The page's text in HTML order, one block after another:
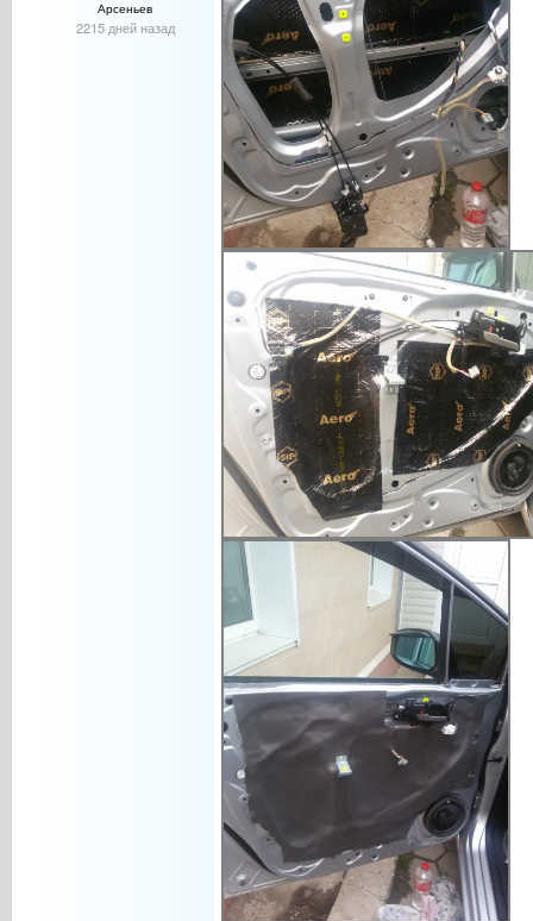
Арсеньев
2215 дней назад